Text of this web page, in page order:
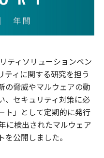
ティソリューションベン
ティに関する研究を担う
の脅威やマルウェアの動
、セキュリティ対策に必
ト」として定期的に発行
に検出されたマルウェア
公開しました。